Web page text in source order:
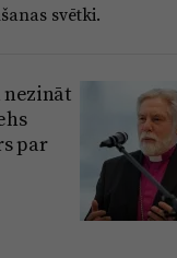
svētki.
nezināt
par